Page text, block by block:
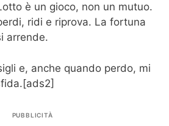
è un gioco, non un mutuo.
ridi e riprova. La fortuna
arrende.
e, anche quando perdo, mi
PUBBLICITÀ